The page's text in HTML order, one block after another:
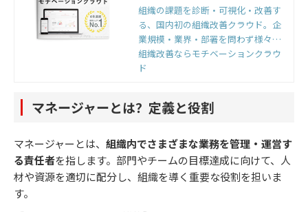
ントサーベイ
組織の課題を診断・可視化・改善す
る、国内初の組織改善クラウド。企
業規模・業界・部署を問わず様々な
組織から選ばれる理由とは。機能・
効果・実績など、モチベーションク
組織改善ならモチベーションクラウ
ド
マネージャーとは？定義と役割
​​マネージャーとは、 組織内でさまざまな業務を管理・運営す
る責任者を指します。部門やチームの目標達成に向けて、人
材や資源を適切に配分し、組織を導く重要な役割を担いま
す。